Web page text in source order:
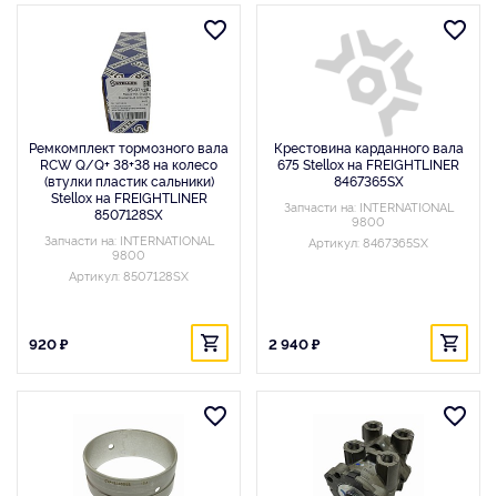
Ремкомплект тормозного вала
RCW Q/Q+ 38+38 на колесо
(втулки пластик сальники)
Stellox на FREIGHTLINER
8507128SX
Запчасти на: INTERNATIONAL
9800
Артикул: 8507128SX
920 ₽
Крестовина карданного вала
675 Stellox на FREIGHTLINER
8467365SX
Запчасти на: INTERNATIONAL
9800
Артикул: 8467365SX
2 940 ₽